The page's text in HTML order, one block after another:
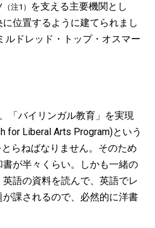
（注1）
を支える主要機関とし
位置するように建てられまし
ルドレッド・トップ・オスマー
「バイリンガル教育」を実現
for Liberal Arts Program)という
とらねばなりません。そのため
が半々くらい。しかも一緒の
語の資料を読んで、英語でレ
課されるので、必然的に洋書